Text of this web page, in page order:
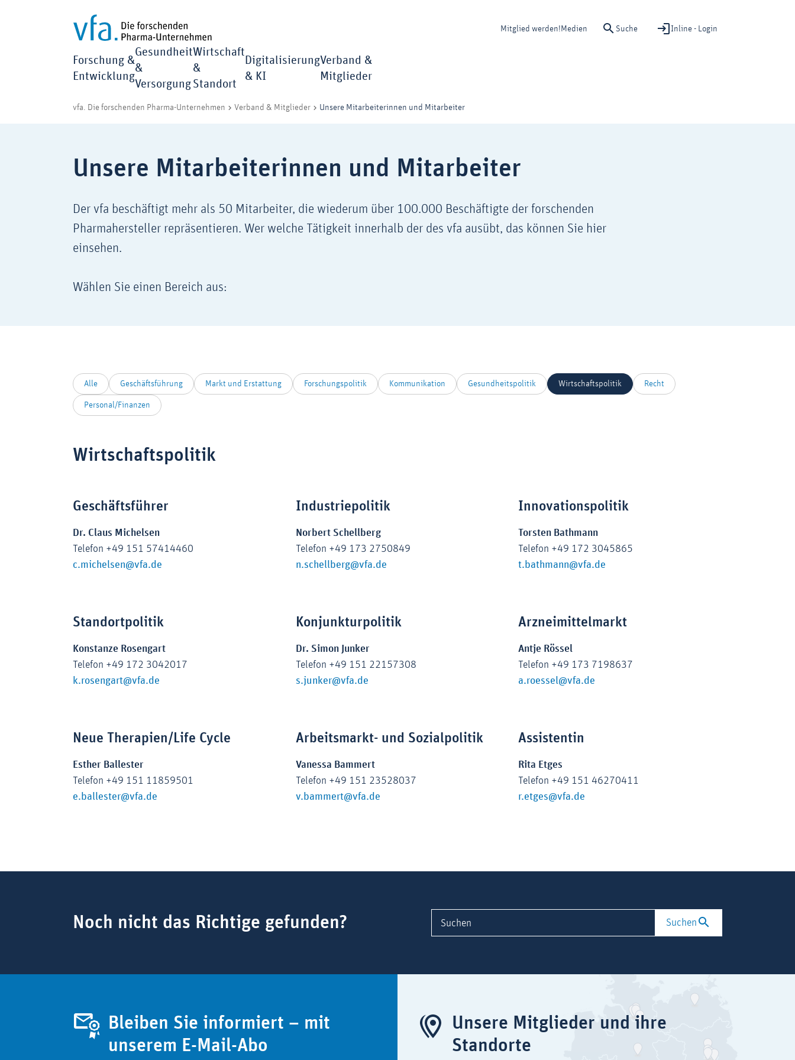
Mitglied werden! Medien Suche Inline - Login
Forschung &
Entwicklung
Gesundheit
&
Versorgung
Wirtschaft
&
Standort
Digitalisierung
& KI
Verband &
Mitglieder
vfa. Die forschenden Pharma-Unternehmen Verband & Mitglieder Unsere Mitarbeiterinnen und Mitarbeiter
Unsere Mitarbeiterinnen und Mitarbeiter
Der vfa beschäftigt mehr als 50 Mitarbeiter, die wiederum über 100.000 Beschäftigte der forschenden
Pharmahersteller repräsentieren. Wer welche Tätigkeit innerhalb der des vfa ausübt, das können Sie hier
einsehen.
Wählen Sie einen Bereich aus:
Alle Geschäftsführung Markt und Erstattung Forschungspolitik Kommunikation Gesundheitspolitik Wirtschaftspolitik Recht
Personal/Finanzen
Wirtschaftspolitik
Geschäftsführer
Dr. Claus Michelsen
Telefon +49 151 57414460
c.michelsen@vfa.de
Industriepolitik
Norbert Schellberg
Telefon +49 173 2750849
n.schellberg@vfa.de
Innovationspolitik
Torsten Bathmann
Telefon +49 172 3045865
t.bathmann@vfa.de
Standortpolitik
Konstanze Rosengart
Telefon +49 172 3042017
k.rosengart@vfa.de
Konjunkturpolitik
Dr. Simon Junker
Telefon +49 151 22157308
s.junker@vfa.de
Arzneimittelmarkt
Antje Rössel
Telefon +49 173 7198637
a.roessel@vfa.de
Neue Therapien/Life Cycle
Esther Ballester
Telefon +49 151 11859501
e.ballester@vfa.de
Arbeitsmarkt- und Sozialpolitik
Vanessa Bammert
Telefon +49 151 23528037
v.bammert@vfa.de
Assistentin
Rita Etges
Telefon +49 151 46270411
r.etges@vfa.de
Noch nicht das Richtige gefunden? Suchen Suchen
Bleiben Sie informiert – mit
unserem E-Mail-Abo
Unsere Mitglieder und ihre
Standorte